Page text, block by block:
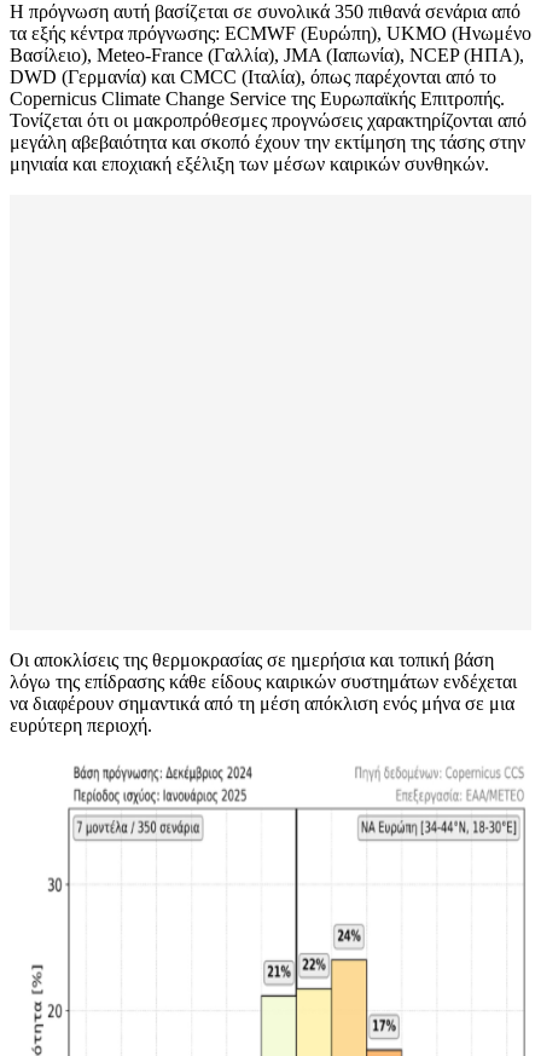
Η πρόγνωση αυτή βασίζεται σε συνολικά 350 πιθανά σενάρια από
τα εξής κέντρα πρόγνωσης: ECMWF (Ευρώπη), UKMO (Ηνωμένο
Βασίλειο), Meteo-France (Γαλλία), JMA (Ιαπωνία), NCEP (ΗΠΑ),
DWD (Γερμανία) και CMCC (Ιταλία), όπως παρέχονται από το
Copernicus Climate Change Service της Ευρωπαϊκής Επιτροπής.
Τονίζεται ότι οι μακροπρόθεσμες προγνώσεις χαρακτηρίζονται από
μεγάλη αβεβαιότητα και σκοπό έχουν την εκτίμηση της τάσης στην
μηνιαία και εποχιακή εξέλιξη των μέσων καιρικών συνθηκών.
Οι αποκλίσεις της θερμοκρασίας σε ημερήσια και τοπική βάση
λόγω της επίδρασης κάθε είδους καιρικών συστημάτων ενδέχεται
να διαφέρουν σημαντικά από τη μέση απόκλιση ενός μήνα σε μια
ευρύτερη περιοχή.